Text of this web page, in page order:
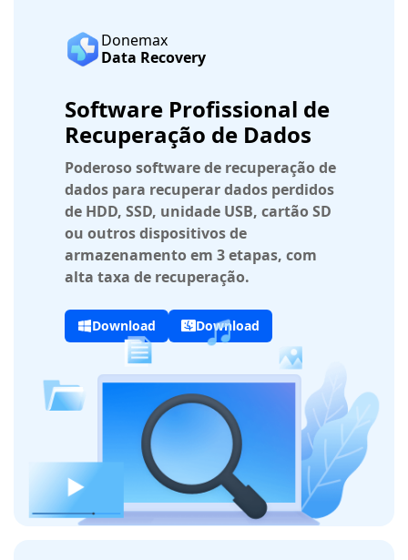
Donemax
Data Recovery
Software Profissional de
Recuperação de Dados
Poderoso software de recuperação de
dados para recuperar dados perdidos
de HDD, SSD, unidade USB, cartão SD
ou outros dispositivos de
armazenamento em 3 etapas, com
alta taxa de recuperação.
Download Download